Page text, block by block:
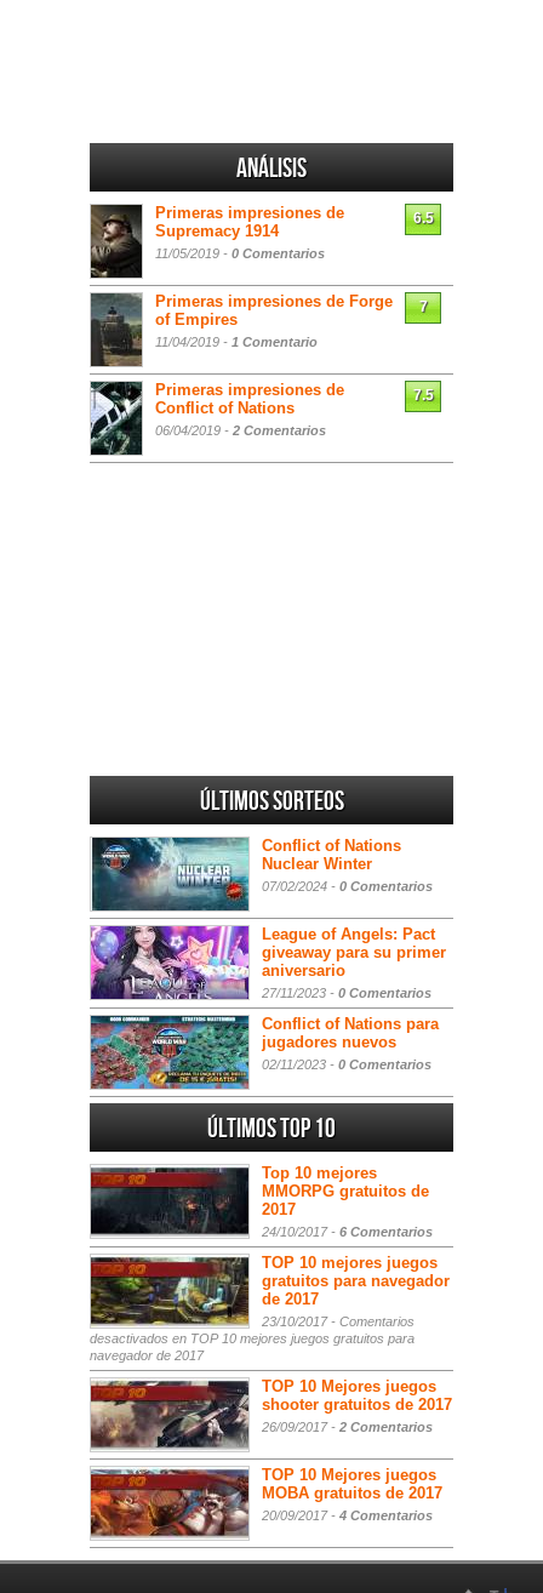
Análisis
Primeras impresiones de
Supremacy 1914
11/05/2019 - 0 Comentarios
6.5
Primeras impresiones de Forge
of Empires
11/04/2019 - 1 Comentario
7
Primeras impresiones de
Conflict of Nations
06/04/2019 - 2 Comentarios
7.5
Últimos sorteos
Conflict of Nations
Nuclear Winter
07/02/2024 - 0 Comentarios
League of Angels: Pact
giveaway para su primer
aniversario
27/11/2023 - 0 Comentarios
Conflict of Nations para
jugadores nuevos
02/11/2023 - 0 Comentarios
Últimos Top 10
Top 10 mejores
MMORPG gratuitos de
2017
24/10/2017 - 6 Comentarios
TOP 10 mejores juegos
gratuitos para navegador
de 2017
23/10/2017 - Comentarios
desactivados en TOP 10 mejores juegos gratuitos para
navegador de 2017
TOP 10 Mejores juegos
shooter gratuitos de 2017
26/09/2017 - 2 Comentarios
TOP 10 Mejores juegos
MOBA gratuitos de 2017
20/09/2017 - 4 Comentarios